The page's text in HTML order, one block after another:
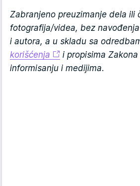
Zabranjeno preuzimanje dela ili
fotografija/videa, bez
i autora, a u skladu sa
korišćenja
i propisima
informisanju i medijima.